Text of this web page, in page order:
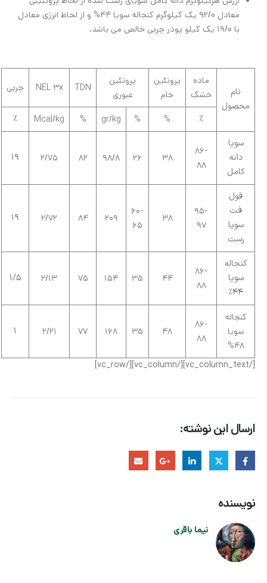
معادل 92/0 یک کیلوگرم کنجاله سویا 44% و از لحاظ انرژی معادل
با 19/0 یک کیلو پودر چربی خالص می باشد.
نام
محصول
ماده
خشک
پروتئین
خام
پروتئین
عبوری
TDN
NEL 3x چربی
%
%
%
gr/kg
%
Mcal/kg
%
سویا
دانه
کامل
86-
88
38
26
98/8
82
2/75
19
فول
فت
سویا
رست
95-
97
38
60-
65
209
84
2/72
19
کنجاله
سویا
44%
86-
88
44
35
154
75
2/13
1/5
کنجاله
سویا
48%
86-
88
48
35
168
77
2/21
1
[/vc_column_text][/vc_column][/vc_row]
ارسال این نوشته:
نویسنده
نیما باقری